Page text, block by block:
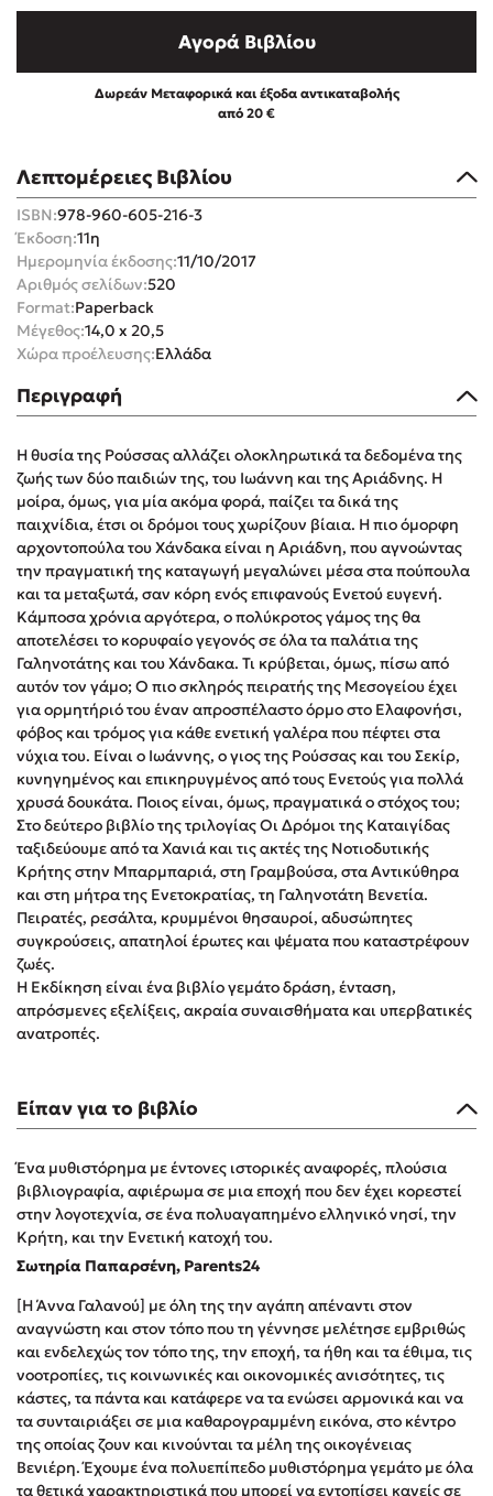
Η μέθοδος Αφήστε τους
Δημοφιλείς Συγγραφείς
Παύλος Καστανάς
El Sombrero
Στέφανος Ξενάκης
Sebastian Fitzek
Freida McFadden
Κατρίνα Τσάνταλη
Lucinda Riley
Mimi Matthews
Benzamin Bécue
Rebecca Yarros
Teo Benedetti
Τζένη Κουτσοδημητροπούλου
Emily Henry
Ali Hazelwood
Cori Doerrfeld
Pierdomenico Baccalario
Δανάη Ιμπραχήμ
Δημοφιλή Άρθρα
3 βιβλία βασισμένα σε αληθινά γεγονότα!
Ο εθισμός των παιδιών στις οθόνες δεν είναι «το πρόβλημα»
Μια λέξη που συχνά νιώθεις αλλά την αγνοείς
Τι είναι η νευροποικιλότητα; Η Δρ. Δανάη Δεληγεώργη
απαντά!
Συγχαρητήρια, Πέθανες! Μια ξενάγηση στον Άδη της
ελληνικής μυθολογίας
Πετρετζίκη!
3 βιβλία που μπορείς να διαβάσεις σε μια μέρα!
Διακοπές με τα παιδιά: Η ανάγκη μας για παύση σε μετωπική
σύγκρουση με τη δική τους για εκτόνωση
Πάνω, κάτω, μπροστά, πίσω; Κάνε το τεστ και ανακάλυψε την
τάση σου!
Λεπτομέρειες Βιβλίου
ISBN:978-960-605-216-3
Έκδοση:11η
Ημερομηνία έκδοσης:11/10/2017
Αριθμός σελίδων:520
Format:Paperback
Μέγεθος:14,0 x 20,5
Χώρα προέλευσης:Ελλάδα
Αγορά Βιβλίου
Δωρεάν Μεταφορικά και έξοδα αντικαταβολής
από 20 €
Περιγραφή
Η θυσία της Ρούσσας αλλάζει ολοκληρωτικά τα δεδομένα της
ζωής των δύο παιδιών της, του Ιωάννη και της Αριάδνης. Η
μοίρα, όμως, για μία ακόμα φορά, παίζει τα δικά της
παιχνίδια, έτσι οι δρόμοι τους χωρίζουν βίαια. Η πιο όμορφη
αρχοντοπούλα του Χάνδακα είναι η Αριάδνη, που αγνοώ­ντας
την πραγματική της καταγωγή μεγαλώνει μέσα στα πούπουλα
και τα μεταξωτά, σαν κόρη ενός επιφανούς Ενετού ευγενή.
Κάμποσα χρόνια αργότερα, ο πολύκροτος γάμος της θα
αποτελέσει το κορυφαίο γεγονός σε όλα τα παλάτια της
Γαληνοτάτης και του Χάνδακα. Τι κρύβεται, όμως, πίσω από
αυτόν τον γάμο; Ο πιο σκληρός πειρατής της Μεσογείου έχει
για ορμητήριό του έναν απροσπέλαστο όρμο στο Ελαφονήσι,
φόβος και τρόμος για κάθε ενετική γαλέρα που πέφτει στα
νύχια του. Είναι ο Ιωάννης, ο γιος της Ρούσσας και του Σεκίρ,
κυνηγημένος και επικηρυγμένος από τους Ενετούς για πολλά
χρυσά δουκάτα. Ποιος είναι, όμως, πραγματικά ο στόχος του;
Στο δεύτερο βιβλίο της τριλογίας Οι Δρόμοι της Καταιγίδας
ταξιδεύουμε από τα Χανιά και τις ακτές της Νοτιοδυτικής
Κρήτης στην Μπαρμπαριά, στη Γραμβούσα, στα Αντικύθηρα
και στη μήτρα της Ενετοκρατίας, τη Γαληνοτάτη Βενετία.
Πειρατές, ρεσάλτα, κρυμμένοι θησαυροί, αδυσώπητες
συγκρούσεις, απατηλοί έρωτες και ψέματα που καταστρέφουν
ζωές.
Η Εκδίκηση είναι ένα βιβλίο γεμάτο δράση, ένταση,
απρόσμενες εξελίξεις, ακραία συναισθήματα και υπερβατικές
ανατροπές.
Είπαν για το βιβλίο
Ένα μυθιστόρημα με έντονες ιστορικές αναφορές, πλούσια
βιβλιογραφία, αφιέρωμα σε μια εποχή που δεν έχει κορεστεί
στην λογοτεχνία, σε ένα πολυαγαπημένο ελληνικό νησί, την
Κρήτη, και την Ενετική κατοχή του.
Σωτηρία Παπαρσένη, Parents24
[Η Άννα Γαλανού] με όλη της την αγάπη απέναντι στον
αναγνώστη και στον τόπο που τη γέννησε μελέτησε εμβριθώς
και ενδελεχώς τον τόπο της, την εποχή, τα ήθη και τα έθιμα, τις
νοοτροπίες, τις κοινωνικές και οικονομικές ανισότητες, τις
κάστες, τα πάντα και κατάφερε να τα ενώσει αρμονικά και να
τα συνταιριάξει σε μια καθαρογραμμένη εικόνα, στο κέντρο
της οποίας ζουν και κινούνται τα μέλη της οικογένειας
Βενιέρη. Έχουμε ένα πολυεπίπεδο μυθιστόρημα γεμάτο με όλα
τα θετικά χαρακτηριστικά που μπορεί να εντοπίσει κανείς σε